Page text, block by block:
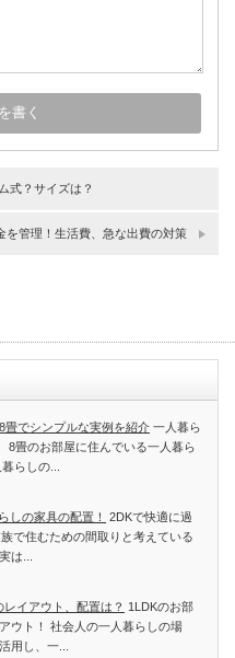
式？サイズは？
を管理！生活費、急な出費の対策
畳でシンプルな実例を紹介 一人暮ら
8畳のお部屋に住んでいる一人暮ら
らしの...
しの家具の配置！
2DKで快適に過
で住むための間取りと考えている
は...
イアウト、配置は？ 1LDKのお部
ウト！ 社会人の一人暮らしの場
用し、一...